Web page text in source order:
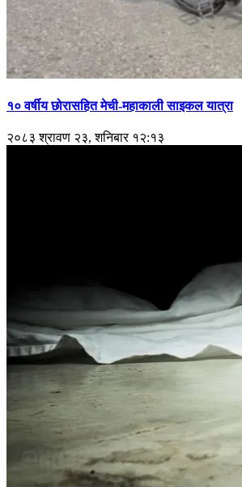
१० वर्षीय छोरासहित मेची-महाकाली साइकल यात्रा
२०८३ श्रावण २३, शनिबार १२:१३